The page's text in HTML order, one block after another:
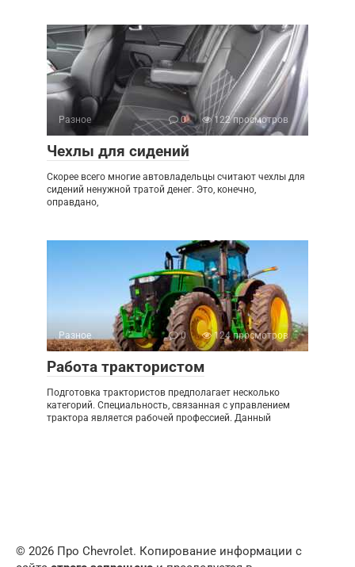
Разное 0 122 просмотров
Чехлы для сидений
Скорее всего многие автовладельцы считают чехлы для
сидений ненужной тратой денег. Это, конечно,
оправдано,
Разное 0 124 просмотров
Работа трактористом
Подготовка трактористов предполагает несколько
категорий. Специальность, связанная с управлением
трактора является рабочей профессией. Данный
© 2026 Про Chevrolet. Копирование информации с